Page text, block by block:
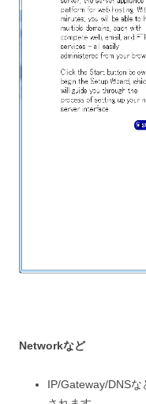
Networkなど
IP/Gateway/DNS